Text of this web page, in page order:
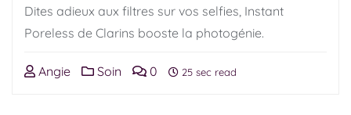
Dites adieux aux filtres sur vos selfies, Instant
Poreless de Clarins booste la photogénie.
Angie Soin 0 25 sec read